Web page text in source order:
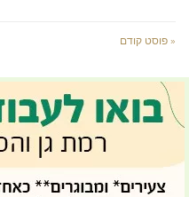
« פוסט קודם